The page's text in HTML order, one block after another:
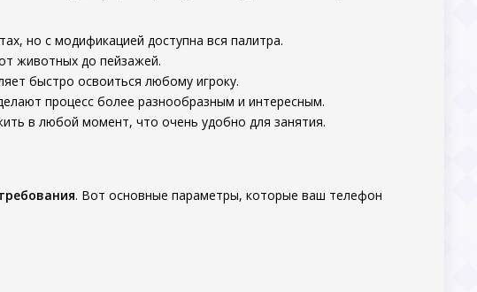
но с модификацией доступна вся палитра.
животных до пейзажей.
быстро освоиться любому игроку.
процесс более разнообразным и интересным.
в любой момент, что очень удобно для занятия.
. Вот основные параметры, которые ваш телефон